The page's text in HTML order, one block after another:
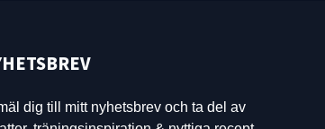
dig till mitt nyhetsbrev och ta del av